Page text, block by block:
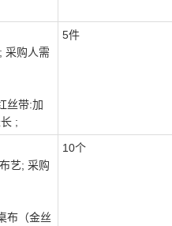
采购人需
丝带:加
;
5件
艺; 采购
布（金丝
10个